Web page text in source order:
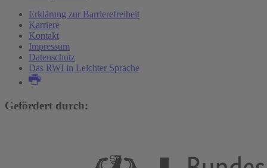
Erklärung zur Barrierefreiheit
Karriere
Kontakt
Impressum
Datenschutz
Das RWI in Leichter Sprache
Gefördert durch: